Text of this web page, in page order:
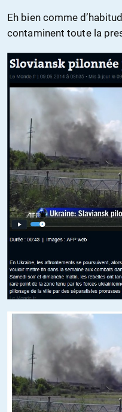
Eh bien comme
contaminent toute la